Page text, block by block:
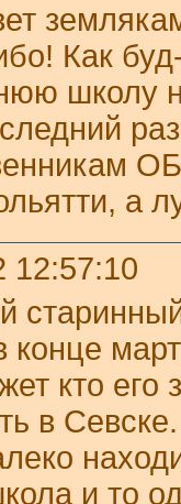
Как
школу
а
12:57:10
конце
кто его
в
и то